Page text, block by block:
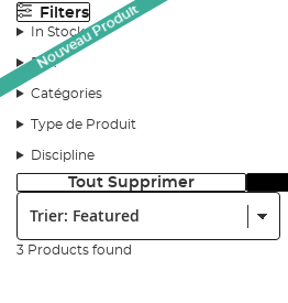
Filters
In Stock
Prix
Catégories
Type de Produit
Discipline
Tout Supprimer
3 Products found
Nouveau Produit